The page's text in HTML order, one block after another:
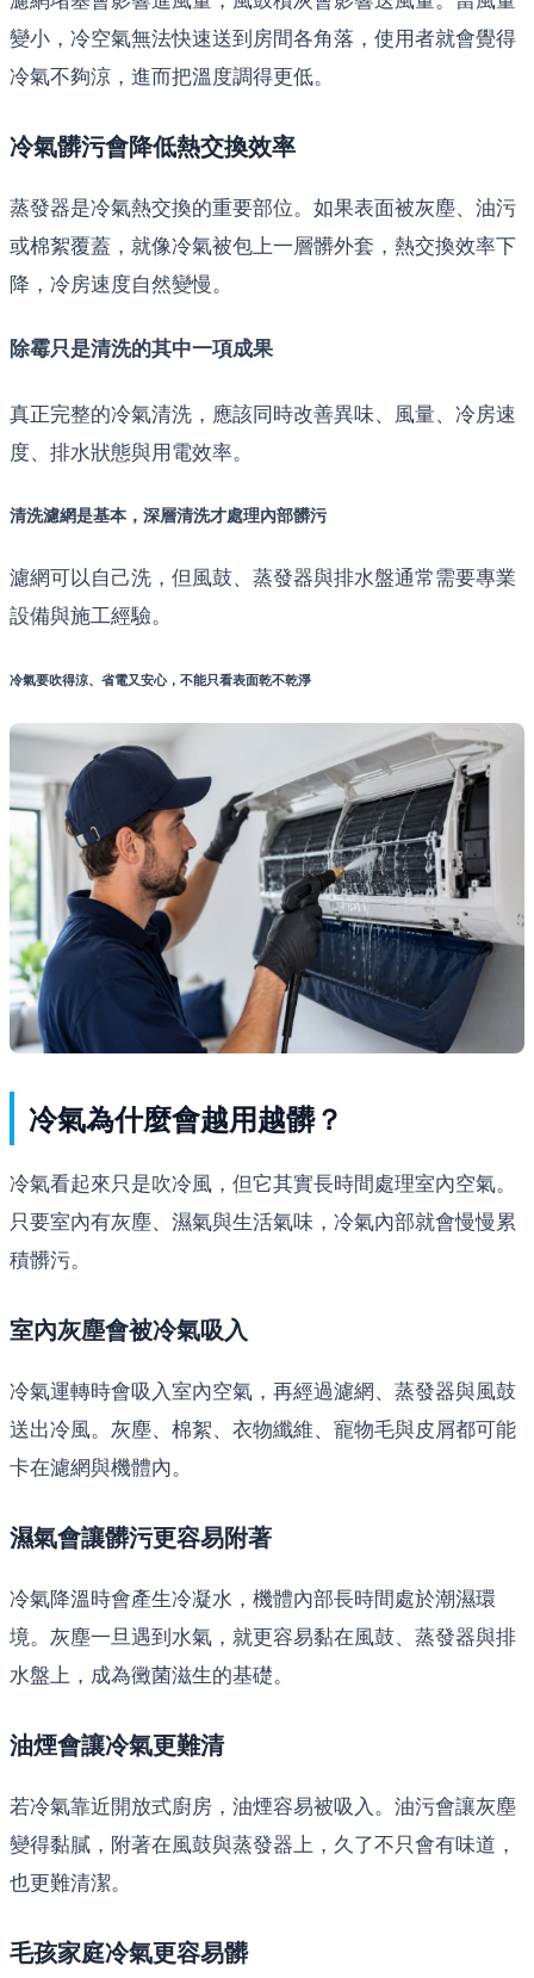
變小，冷空氣無法快速送到房間各角落，使用者就會覺得
冷氣不夠涼，進而把溫度調得更低。
冷氣髒污會降低熱交換效率
蒸發器是冷氣熱交換的重要部位。如果表面被灰塵、油污
或棉絮覆蓋，就像冷氣被包上一層髒外套，熱交換效率下
降，冷房速度自然變慢。
除霉只是清洗的其中一項成果
真正完整的冷氣清洗，應該同時改善異味、風量、冷房速
度、排水狀態與用電效率。
清洗濾網是基本，深層清洗才處理內部髒污
濾網可以自己洗，但風鼓、蒸發器與排水盤通常需要專業
設備與施工經驗。
冷氣要吹得涼、省電又安心，不能只看表面乾不乾淨
冷氣為什麼會越用越髒？
冷氣看起來只是吹冷風，但它其實長時間處理室內空氣。
只要室內有灰塵、濕氣與生活氣味，冷氣內部就會慢慢累
積髒污。
室內灰塵會被冷氣吸入
冷氣運轉時會吸入室內空氣，再經過濾網、蒸發器與風鼓
送出冷風。灰塵、棉絮、衣物纖維、寵物毛與皮屑都可能
卡在濾網與機體內。
濕氣會讓髒污更容易附著
冷氣降溫時會產生冷凝水，機體內部長時間處於潮濕環
境。灰塵一旦遇到水氣，就更容易黏在風鼓、蒸發器與排
水盤上，成為黴菌滋生的基礎。
油煙會讓冷氣更難清
若冷氣靠近開放式廚房，油煙容易被吸入。油污會讓灰塵
變得黏膩，附著在風鼓與蒸發器上，久了不只會有味道，
也更難清潔。
毛孩家庭冷氣更容易髒